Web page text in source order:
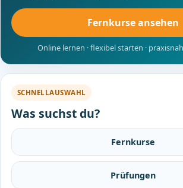
Fernkurse ansehen
Online lernen · flexibel starten ·
SCHNELLAUSWAHL
Was suchst du?
Fernkurse
Prüfungen